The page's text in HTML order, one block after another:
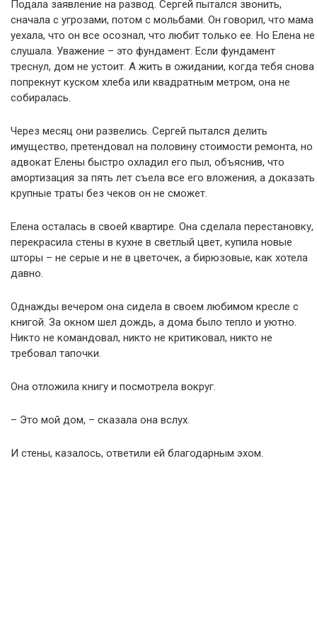
Подала заявление на развод. Сергей пытался звонить,
сначала с угрозами, потом с мольбами. Он говорил, что мама
уехала, что он все осознал, что любит только ее. Но Елена не
слушала. Уважение – это фундамент. Если фундамент
треснул, дом не устоит. А жить в ожидании, когда тебя снова
попрекнут куском хлеба или квадратным метром, она не
собиралась.
Через месяц они развелись. Сергей пытался делить
имущество, претендовал на половину стоимости ремонта, но
адвокат Елены быстро охладил его пыл, объяснив, что
амортизация за пять лет съела все его вложения, а доказать
крупные траты без чеков он не сможет.
Елена осталась в своей квартире. Она сделала перестановку,
перекрасила стены в кухне в светлый цвет, купила новые
шторы – не серые и не в цветочек, а бирюзовые, как хотела
давно.
Однажды вечером она сидела в своем любимом кресле с
книгой. За окном шел дождь, а дома было тепло и уютно.
Никто не командовал, никто не критиковал, никто не
требовал тапочки.
Она отложила книгу и посмотрела вокруг.
– Это мой дом, – сказала она вслух.
И стены, казалось, ответили ей благодарным эхом.